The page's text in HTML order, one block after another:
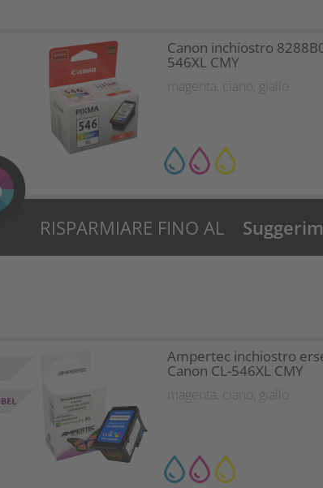
Canon inchiostro
546XL CMY
magenta, ciano , giallo
RISPARMIARE FINO AL
Ampertec inchiostro
Canon CL-546XL CMY
magenta, ciano , giallo